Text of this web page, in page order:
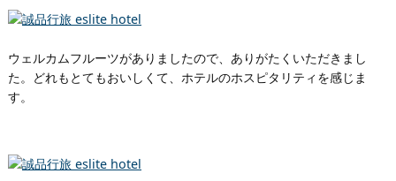
ウェルカムフルーツがありましたので、ありがたくいただきまし
た。どれもとてもおいしくて、ホテルのホスピタリティを感じま
す。